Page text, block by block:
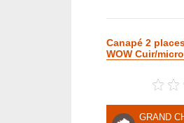
Canapé 2
WOW Cuir/
GRAND